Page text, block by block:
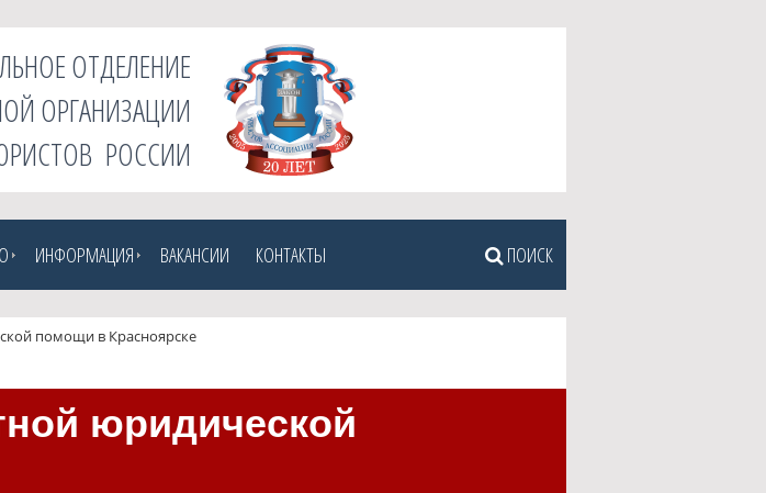
ОТДЕЛЕНИЕ
ОРГАНИЗАЦИИ
РОССИИ
ИНФОРМАЦИЯ ВАКАНСИИ КОНТАКТЫ ПОИСК
помощи в Красноярске
юридической